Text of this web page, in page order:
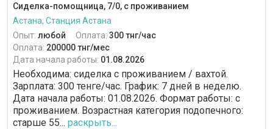
Сиделка-помощница, 7/0, с проживанием
Астана, Станция Астана
Опыт: любой Оплата: 300 тнг/час
Оплата: 200000 тнг/мес
Дата начала работы: 01.08.2026
Необходима: сиделка с проживанием / вахтой.
Зарплата: 300 тенге/час. График: 7 дней в неделю.
Дата начала работы: 01.08.2026. Формат работы: c
проживанием. Возрастная категория подопечного:
cтарше 55... раскрыть...